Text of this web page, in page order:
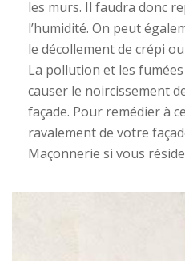
les murs. Il faudra donc
l’humidité. On peut
le décollement de crépi
La pollution et les
causer le noircissement
façade. Pour remédier à
ravalement de votre
Maçonnerie si vous